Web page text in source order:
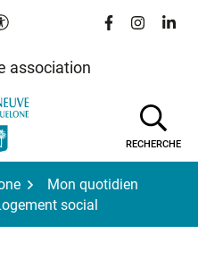
Paramètres d'accessibilité
Lien vers le
Lien vers
Lien
association
RECHERCHE
Mon quotidien
social